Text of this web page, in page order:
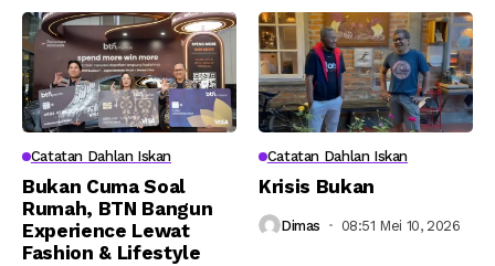
Catatan Dahlan Iskan
Bukan Cuma Soal
Rumah, BTN Bangun
Experience Lewat
Fashion & Lifestyle
Catatan Dahlan Iskan
Krisis Bukan
Dimas 08:51 Mei 10, 2026